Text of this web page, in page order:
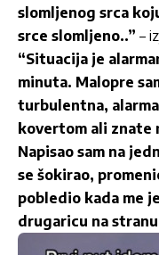
slomljenog srca
srce slomljeno..” –
“Situacija je
minuta. Malopre
turbulentna,
kovertom ali znate
Napisao sam na
se šokirao,
pobledio kada me
drugaricu na